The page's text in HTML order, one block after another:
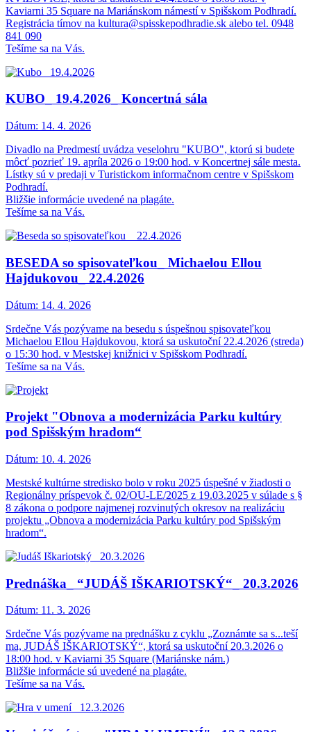
Kaviarni 35 Square na Mariánskom námestí v Spišskom Podhradí.
Registrácia tímov na kultura@spisskepodhradie.sk alebo tel. 0948
841 090
Tešíme sa na Vás.
KUBO_ 19.4.2026_ Koncertná sála
Dátum: 14. 4. 2026
Divadlo na Predmestí uvádza veselohru "KUBO", ktorú si budete
môcť pozrieť 19. apríla 2026 o 19:00 hod. v Koncertnej sále mesta.
Lístky sú v predaji v Turistickom informačnom centre v Spišskom
Podhradí.
Bližšie informácie uvedené na plagáte.
Tešíme sa na Vás.
BESEDA so spisovateľkou_ Michaelou Ellou
Hajdukovou_ 22.4.2026
Dátum: 14. 4. 2026
Srdečne Vás pozývame na besedu s úspešnou spisovateľkou
Michaelou Ellou Hajdukovou, ktorá sa uskutoční 22.4.2026 (streda)
o 15:30 hod. v Mestskej knižnici v Spišskom Podhradí.
Tešíme sa na Vás.
Projekt "Obnova a modernizácia Parku kultúry
pod Spišským hradom“
Dátum: 10. 4. 2026
Mestské kultúrne stredisko bolo v roku 2025 úspešné v žiadosti o
Regionálny príspevok č. 02/OU-LE/2025 z 19.03.2025 v súlade s §
8 zákona o podpore najmenej rozvinutých okresov na realizáciu
projektu „Obnova a modernizácia Parku kultúry pod Spišským
hradom“.
Prednáška_ “JUDÁŠ IŠKARIOTSKÝ“_ 20.3.2026
Dátum: 11. 3. 2026
Srdečne Vás pozývame na prednášku z cyklu „Zoznámte sa s...teší
ma, JUDÁŠ IŠKARIOTSKÝ“, ktorá sa uskutoční 20.3.2026 o
18:00 hod. v Kaviarni 35 Square (Mariánske nám.)
Bližšie informácie sú uvedené na plagáte.
Tešíme sa na Vás.